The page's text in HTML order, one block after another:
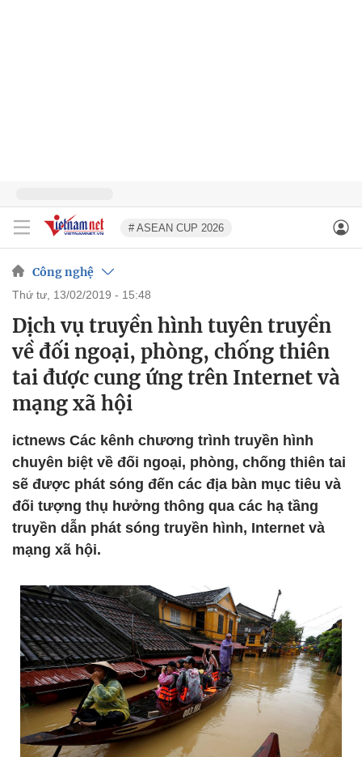
# ASEAN CUP 2026
Công nghệ
thứ tư, 13/02/2019 - 15:48
Dịch vụ truyền hình tuyên truyền
về đối ngoại, phòng, chống thiên
tai được cung ứng trên Internet và
mạng xã hội
ictnews Các kênh chương trình truyền hình
chuyên biệt về đối ngoại, phòng, chống thiên tai
sẽ được phát sóng đến các địa bàn mục tiêu và
đối tượng thụ hưởng thông qua các hạ tầng
truyền dẫn phát sóng truyền hình, Internet và
mạng xã hội.